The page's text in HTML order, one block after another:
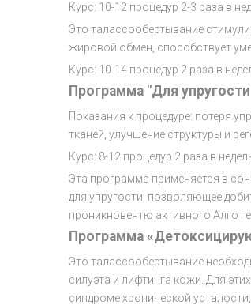
Курс: 10-12 процедур 2-3 раза в
Это талассообертывание
жировой обмен, способствует
Курс: 10-14 процедур 2 раза в
Программа "Для
Показания к процедуре: потеря
тканей, улучшение структуры и
Курс: 8-12 процедур 2 раза в
Эта программа применяется в
для упругости, позволяющее
проникновентю активного Алго
Программа
Это талассообертывание
силуэта и лифтинга кожи. Для
синдроме хронической